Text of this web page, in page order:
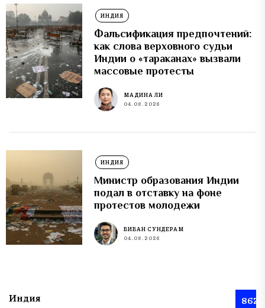
ИНДИЯ
Фальсификация предпочтений:
как слова верховного судьи
Индии о «тараканах» вызвали
массовые протесты
МАДИНА ЛИ
04.08.2026
ИНДИЯ
Министр образования Индии
подал в отставку на фоне
протестов молодежи
ВИВАН СУНДЕРАМ
04.08.2026
Индия 862